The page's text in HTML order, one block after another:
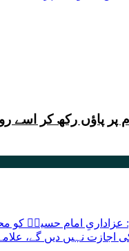
پاﺅں رکھ کر اسے